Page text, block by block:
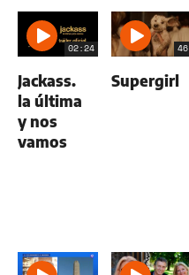
02:24
Jackass.
la última
y nos
vamos
46
Supergirl